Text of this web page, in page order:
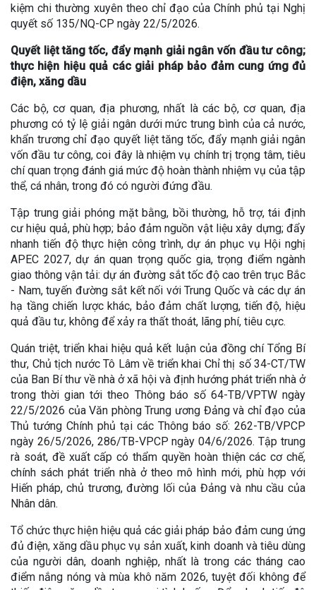
kiệm chi thường xuyên theo chỉ đạo của Chính phủ tại Nghị
quyết số 135/NQ-CP ngày 22/5/2026.
Quyết liệt tăng tốc, đẩy mạnh giải ngân vốn đầu tư công;
thực hiện hiệu quả các giải pháp bảo đảm cung ứng đủ
điện, xăng dầu
Các bộ, cơ quan, địa phương, nhất là các bộ, cơ quan, địa
phương có tỷ lệ giải ngân dưới mức trung bình của cả nước,
khẩn trương chỉ đạo quyết liệt tăng tốc, đẩy mạnh giải ngân
vốn đầu tư công, coi đây là nhiệm vụ chính trị trọng tâm, tiêu
chí quan trọng đánh giá mức độ hoàn thành nhiệm vụ của tập
thể, cá nhân, trong đó có người đứng đầu.
Tập trung giải phóng mặt bằng, bồi thường, hỗ trợ, tái định
cư hiệu quả, phù hợp; bảo đảm nguồn vật liệu xây dựng; đẩy
nhanh tiến độ thực hiện công trình, dự án phục vụ Hội nghị
APEC 2027, dự án quan trọng quốc gia, trọng điểm ngành
giao thông vận tải: dự án đường sắt tốc độ cao trên trục Bắc
- Nam, tuyến đường sắt kết nối với Trung Quốc và các dự án
hạ tầng chiến lược khác, bảo đảm chất lượng, tiến độ, hiệu
quả đầu tư, không để xảy ra thất thoát, lãng phí, tiêu cực.
Quán triệt, triển khai hiệu quả kết luận của đồng chí Tổng Bí
thư, Chủ tịch nước Tô Lâm về triển khai Chỉ thị số 34-CT/TW
của Ban Bí thư về nhà ở xã hội và định hướng phát triển nhà ở
trong thời gian tới theo Thông báo số 64-TB/VPTW ngày
22/5/2026 của Văn phòng Trung ương Đảng và chỉ đạo của
Thủ tướng Chính phủ tại các Thông báo số: 262-TB/VPCP
ngày 26/5/2026, 286/TB-VPCP ngày 04/6/2026. Tập trung
rà soát, đề xuất cấp có thẩm quyền hoàn thiện các cơ chế,
chính sách phát triển nhà ở theo mô hình mới, phù hợp với
Hiến pháp, chủ trương, đường lối của Đảng và nhu cầu của
Nhân dân.
Tổ chức thực hiện hiệu quả các giải pháp bảo đảm cung ứng
đủ điện, xăng dầu phục vụ sản xuất, kinh doanh và tiêu dùng
của người dân, doanh nghiệp, nhất là trong các tháng cao
điểm nắng nóng và mùa khô năm 2026, tuyệt đối không để